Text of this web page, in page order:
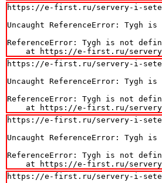
https://e-first.ru/servery-i-
Uncaught ReferenceError: Tygh
ReferenceError: Tygh is not
at https://e-first.ru/
https://e-first.ru/servery-i-
Uncaught ReferenceError: Tygh
ReferenceError: Tygh is not
at https://e-first.ru/
https://e-first.ru/servery-i-
Uncaught ReferenceError: Tygh
ReferenceError: Tygh is not
at https://e-first.ru/
https://e-first.ru/servery-i-